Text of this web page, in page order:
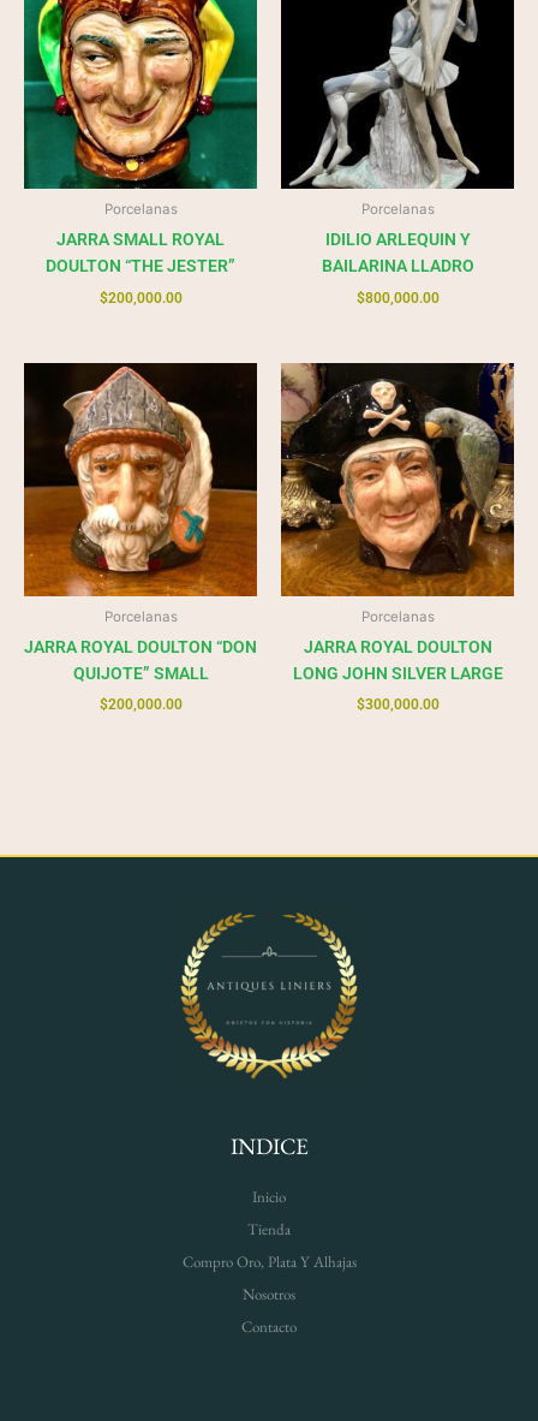
Porcelanas
JARRA SMALL ROYAL
DOULTON “THE JESTER”
$200,000.00
Porcelanas
IDILIO ARLEQUIN Y
BAILARINA LLADRO
$800,000.00
Porcelanas
JARRA ROYAL DOULTON “DON
QUIJOTE” SMALL
$200,000.00
Porcelanas
JARRA ROYAL DOULTON
LONG JOHN SILVER LARGE
$300,000.00
INDICE
Inicio
Tienda
Compro Oro, Plata Y Alhajas
Nosotros
Contacto